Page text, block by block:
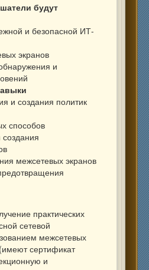
будут
и безопасной ИТ-
экранов
и
и создания политик
способов
межсетевых экранов
практических
сетевой
межсетевых
сертификат
и